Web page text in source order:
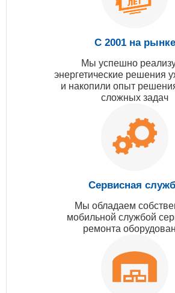
С 2001 на рынке
Мы успешно
энергетические решения
и накопили опыт
сложных задач
Сервисная
Мы обладаем
мобильной службой
ремонта